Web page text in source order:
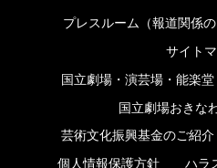
プレスルーム（報道関係の
サイト
国立劇場・演芸場・能楽
国立劇場おきな
芸術文化振興基金のご紹介
個人情報保護方針
ハラ